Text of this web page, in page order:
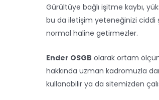
Gürültüye bağlı işitme kaybı,
bu da iletişim yeteneğinizi ciddi
normal haline getirmezler.
Ender OSGB olarak ortam
hakkında uzman kadromuzla
kullanabilir ya da sitemizden